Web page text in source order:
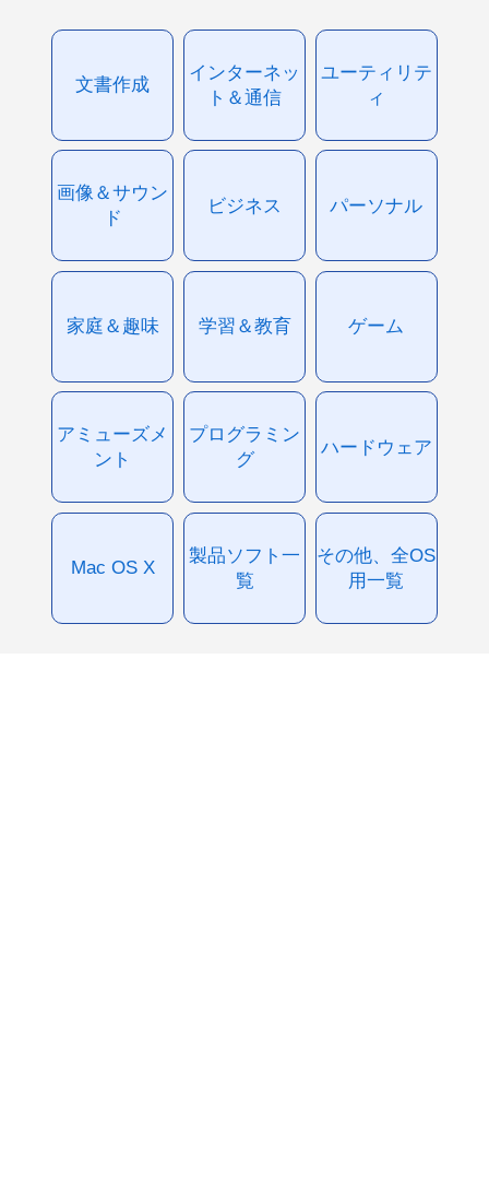
文書作成
インターネッ
ト＆通信
ユーティリテ
ィ
画像＆サウン
ド
ビジネス パーソナル
家庭＆趣味 学習＆教育 ゲーム
アミューズメ
ント
プログラミン
グ
ハードウェア
Mac OS X
製品ソフト一
覧
その他、全OS
用一覧